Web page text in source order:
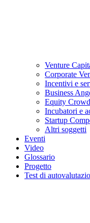
Venture
Corporate
Incentivi e
Business
Equity
Incubatori e
Startup
Altri soggetti
Eventi
Video
Glossario
Progetto
Test di